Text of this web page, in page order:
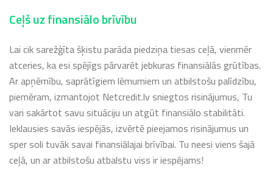
Ceļš uz finansiālo brīvību
Lai cik sarežģīta šķistu parāda piedziņa tiesas ceļā, vienmēr
atceries, ka esi spējīgs pārvarēt jebkuras finansiālās grūtības.
Ar apņēmību, saprātīgiem lēmumiem un atbilstošu palīdzību,
piemēram, izmantojot Netcredit.lv sniegtos risinājumus, Tu
vari sakārtot savu situāciju un atgūt finansiālo stabilitāti.
Ieklausies savās iespējās, izvērtē pieejamos risinājumus un
sper soli tuvāk savai finansiālajai brīvībai. Tu neesi viens šajā
ceļā, un ar atbilstošu atbalstu viss ir iespējams!